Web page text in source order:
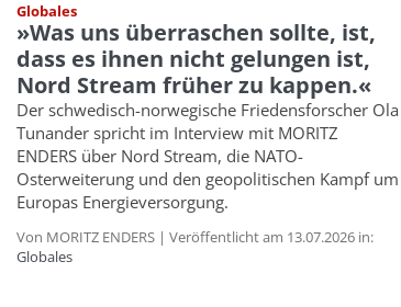
Globales
»Was uns überraschen sollte, ist,
dass es ihnen nicht gelungen ist,
Nord Stream früher zu kappen.«
Der schwedisch-norwegische Friedensforscher Ola
Tunander spricht im Interview mit MORITZ
ENDERS über Nord Stream, die NATO-
Osterweiterung und den geopolitischen Kampf um
Europas Energieversorgung.
Von MORITZ ENDERS | Veröffentlicht am 13.07.2026 in:
Globales